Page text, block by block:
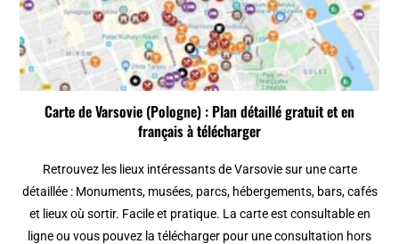
Carte de Varsovie (Pologne) : Plan détaillé gratuit et en
français à télécharger
Retrouvez les lieux intéressants de Varsovie sur une carte
détaillée : Monuments, musées, parcs, hébergements, bars, cafés
et lieux où sortir. Facile et pratique. La carte est consultable en
ligne ou vous pouvez la télécharger pour une consultation hors